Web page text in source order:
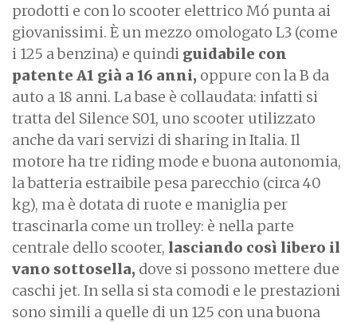
prodotti e con lo scooter elettrico Mó punta ai
giovanissimi. È un mezzo omologato L3 (come
i 125 a benzina) e quindi guidabile con
patente A1 già a 16 anni, oppure con la B da
auto a 18 anni. La base è collaudata: infatti si
tratta del Silence S01, uno scooter utilizzato
anche da vari servizi di sharing in Italia. Il
motore ha tre riding mode e buona autonomia,
la batteria estraibile pesa parecchio (circa 40
kg), ma è dotata di ruote e maniglia per
trascinarla come un trolley: è nella parte
centrale dello scooter, lasciando così libero il
vano sottosella, dove si possono mettere due
caschi jet. In sella si sta comodi e le prestazioni
sono simili a quelle di un 125 con una buona